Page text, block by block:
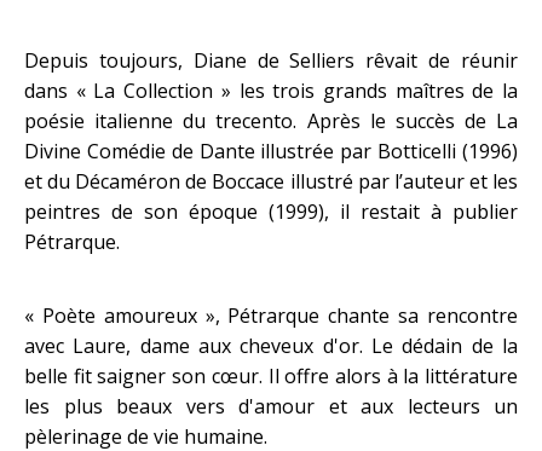
Depuis toujours, Diane de Selliers rêvait de réunir
dans « La Collection » les trois grands maîtres de la
poésie italienne du trecento. Après le succès de La
Divine Comédie de Dante illustrée par Botticelli (1996)
et du Décaméron de Boccace illustré par l’auteur et les
peintres de son époque (1999), il restait à publier
Pétrarque.
« Poète amoureux », Pétrarque chante sa rencontre
avec Laure, dame aux cheveux d'or. Le dédain de la
belle fit saigner son cœur. Il offre alors à la littérature
les plus beaux vers d'amour et aux lecteurs un
pèlerinage de vie humaine.